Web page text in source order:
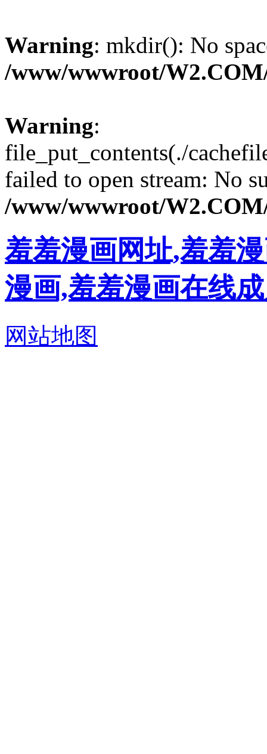
Warning: mkdir(): No
/www/wwwroot/
Warning:
file_put_contents(./
failed to open stream: No
/www/wwwroot/
羞羞漫画网址,羞羞
漫画,羞羞漫画在线
网站地图